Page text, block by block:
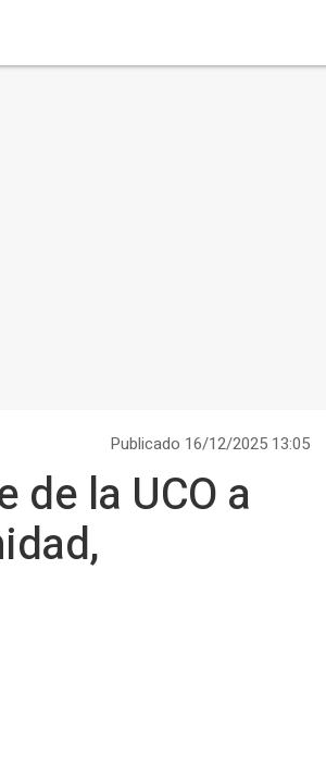
Publicado 16/12/2025 13:05
de la UCO a